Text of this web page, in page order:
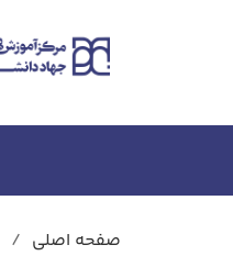
صفحه اصلی /